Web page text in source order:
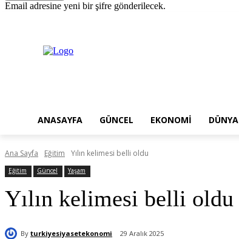
Email adresine yeni bir şifre gönderilecek.
ANASAYFA GÜNCEL EKONOMI DÜNYA
Ana Sayfa Eğitim Yılın kelimesi belli oldu
Eğitim Güncel Yaşam
Yılın kelimesi belli oldu
By turkiyesiyasetekonomi 29 Aralık 2025